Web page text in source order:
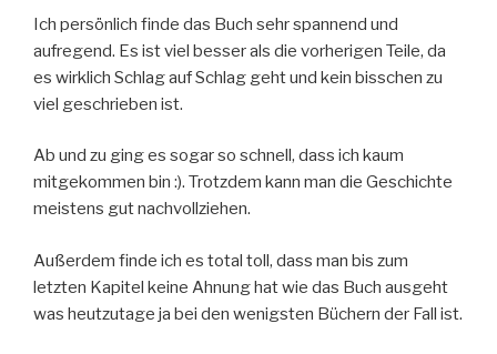
Ich persönlich finde das Buch sehr spannend und
aufregend. Es ist viel besser als die vorherigen Teile, da
es wirklich Schlag auf Schlag geht und kein bisschen zu
viel geschrieben ist.
Ab und zu ging es sogar so schnell, dass ich kaum
mitgekommen bin :). Trotzdem kann man die Geschichte
meistens gut nachvollziehen.
Außerdem finde ich es total toll, dass man bis zum
letzten Kapitel keine Ahnung hat wie das Buch ausgeht
was heutzutage ja bei den wenigsten Büchern der Fall ist.